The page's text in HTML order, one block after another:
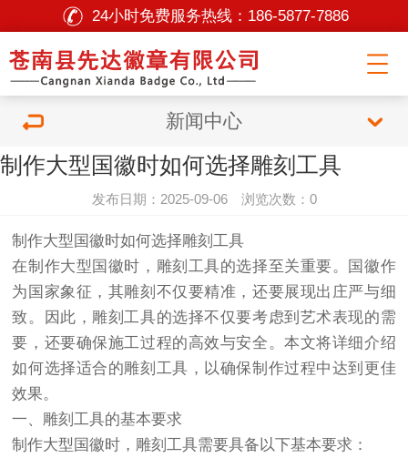
24小时免费服务热线： 186-5877-7886
新闻中心
制作大型国徽时如何选择雕刻工具
发布日期：2025-09-06 浏览次数：0
制作大型国徽时如何选择雕刻工具
在制作大型国徽时，雕刻工具的选择至关重要。国徽作
为国家象征，其雕刻不仅要精准，还要展现出庄严与细
致。因此，雕刻工具的选择不仅要考虑到艺术表现的需
要，还要确保施工过程的高效与安全。本文将详细介绍
如何选择适合的雕刻工具，以确保制作过程中达到更佳
效果。
一、雕刻工具的基本要求
制作大型国徽时，雕刻工具需要具备以下基本要求：